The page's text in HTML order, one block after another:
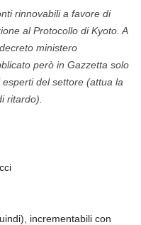
rinnovabili a favo­re di
al Protocollo di Kyoto. A
ministero
però in Gazzet­ta solo
del settore (attua la
ritardo).
incrementabili con